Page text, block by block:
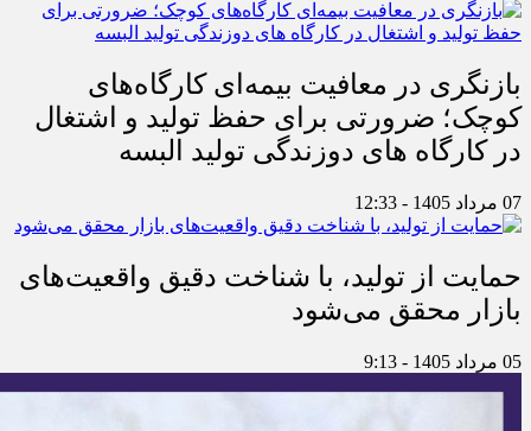
بازنگری در معافیت بیمه‌ای کارگاه‌های
کوچک؛ ضرورتی برای حفظ تولید و اشتغال
در کارگاه های دوزندگی تولید البسه
07 مرداد 1405 - 12:33
حمایت از تولید، با شناخت دقیق واقعیت‌های
بازار محقق می‌شود
05 مرداد 1405 - 9:13